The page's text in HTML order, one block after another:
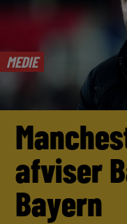
MEDIE
afviser
Bayern